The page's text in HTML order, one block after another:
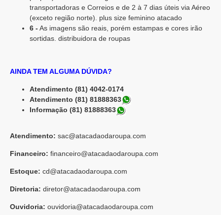
transportadoras e Correios e de 2 à 7 dias úteis via Aéreo
(exceto região norte). plus size feminino atacado
6 - As imagens são reais, porém estampas e cores irão
sortidas. distribuidora de roupas
AINDA TEM ALGUMA DÚVIDA?
Atendimento (81) 4042-0174
Atendimento (81) 81888363
Informação (81) 81888363
Atendimento: sac@atacadaodaroupa.com
Financeiro: financeiro@atacadaodaroupa.com
Estoque: cd@atacadaodaroupa.com
Diretoria: diretor@atacadaodaroupa.com
Ouvidoria: ouvidoria@atacadaodaroupa.com